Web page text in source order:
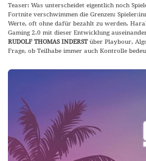
Teaser: Was unterscheidet eigentlich noch
Fortnite verschwimmen die Grenzen:
Werte, oft ohne dafür bezahlt zu werden.
Gaming 2.0 mit dieser Entwicklung
RUDOLF THOMAS INDERSTüber Playbour,
Frage, ob Teilhabe immer auch Kontrolle